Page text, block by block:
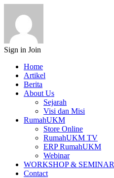
Sign in Join
Home
Artikel
Berita
About Us
Sejarah
Visi dan Misi
RumahUKM
Store Online
RumahUKM TV
ERP RumahUKM
Webinar
WORKSHOP & SEMINAR
Contact